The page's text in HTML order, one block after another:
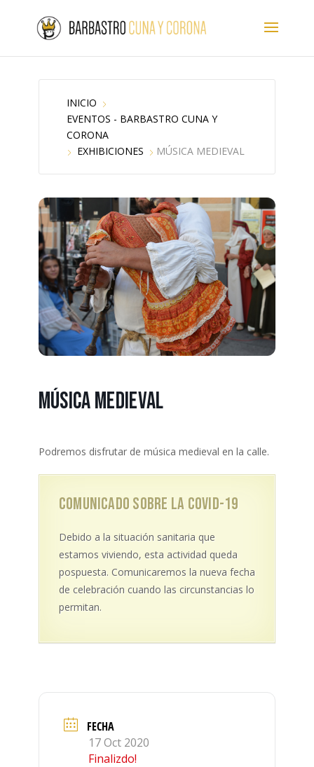
INICIO
EVENTOS - BARBASTRO CUNA Y
CORONA
EXHIBICIONES
MÚSICA MEDIEVAL
Música medieval
Podremos disfrutar de música medieval en la calle.
Comunicado sobre la covid-19
Debido a la situación sanitaria que
estamos viviendo, esta actividad queda
pospuesta. Comunicaremos la nueva fecha
de celebración cuando las circunstancias lo
permitan.
FECHA
17 Oct 2020
Finalizdo!